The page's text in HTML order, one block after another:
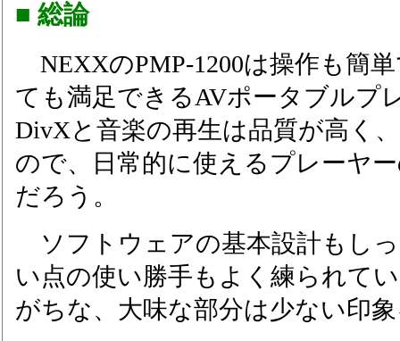
■ 総論
NEXXのPMP-1200は操作も簡
ても満足できるAVポータブルプ
DivXと音楽の再生は品質が高く
ので、日常的に使えるプレーヤ
だろう。
ソフトウェアの基本設計もし
い点の使い勝手もよく練られて
がちな、大味な部分は少ない印